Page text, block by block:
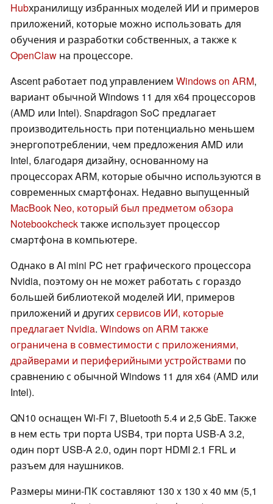
Hubхранилищу избранных моделей ИИ и примеров
приложений, которые можно использовать для
обучения и разработки собственных, а также к
OpenClaw на процессоре.
Ascent работает под управлением Windows on ARM,
вариант обычной Windows 11 для x64 процессоров
(AMD или Intel). Snapdragon SoC предлагает
производительность при потенциально меньшем
энергопотреблении, чем предложения AMD или
Intel, благодаря дизайну, основанному на
процессорах ARM, которые обычно используются в
современных смартфонах. Недавно выпущенный
MacBook Neo, который был предметом обзора
Notebookcheckтакже использует процессор
смартфона в компьютере.
Однако в AI mini PC нет графического процессора
Nvidia, поэтому он не может работать с гораздо
большей библиотекой моделей ИИ, примеров
приложений и другихсервисов ИИ, которые
предлагает Nvidia. Windows on ARM также
ограничена в совместимости с приложениями,
драйверами и периферийными устройствами по
сравнению с обычной Windows 11 для x64 (AMD или
Intel).
QN10 оснащен Wi-Fi 7, Bluetooth 5.4 и 2,5 GbE. Также
в нем есть три порта USB4, три порта USB-A 3.2,
один порт USB-A 2.0, один порт HDMI 2.1 FRL и
разъем для наушников.
Размеры мини-ПК составляют 130 x 130 x 40 мм (5,1